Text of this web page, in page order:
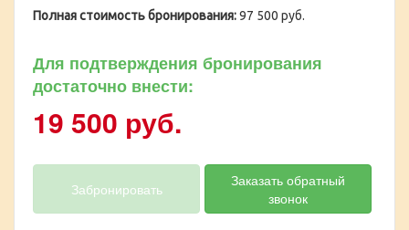
Полная стоимость бронирования:97 500 руб.
Для подтверждения бронирования
достаточно внести:
19 500 руб.
Забронировать
Заказать обратный
звонок